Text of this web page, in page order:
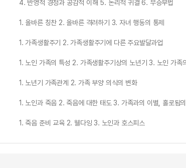
4. 반영적 경청과 공감적 이해 5. 논리적 귀결 6. 무승부법
1. 올바른 칭찬 2. 올바른 격려하기 3. 자녀 행동의 통제
1. 가족생활주기 2. 가족생활주기에 다른 주요발달과업
1. 노인 가족의 특성 2. 가족생활주기상의 노년기 3. 노인 가족
1. 노년기 가족관계 2. 가족 부양 의식의 변화
1. 노인과 죽음 2. 죽음에 대한 태도 3. 가족과의 이별, 홀로됨
1. 죽음 준비 교육 2. 웰다잉 3. 노인과 호스피스